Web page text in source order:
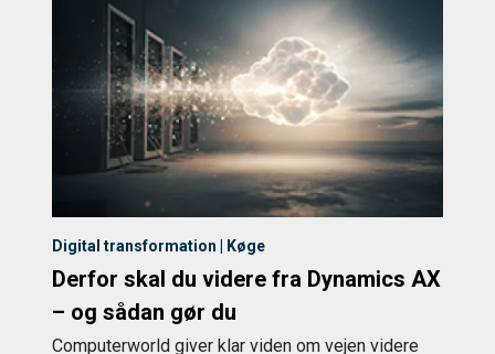
Digital transformation | Køge
Derfor skal du videre fra Dynamics AX
– og sådan gør du
Computerworld giver klar viden om vejen videre